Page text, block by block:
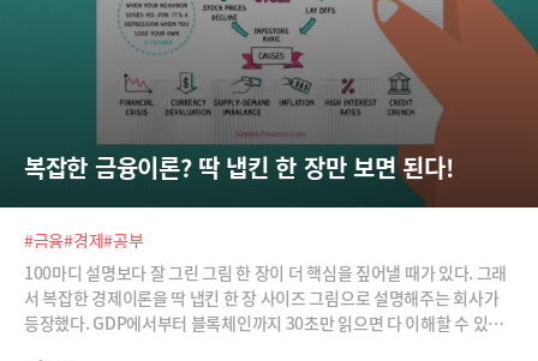
복잡한 금융이론? 딱 냅킨 한 장만 보면 된다!
#금융#경제#공부
100마디 설명보다 잘 그린 그림 한 장이 더 핵심을 짚어낼 때가 있다. 그래
서 복잡한 경제이론을 딱 냅킨 한 장 사이즈 그림으로 설명해주는 회사가
등장했다. GDP에서부터 블록체인까지 30초만 읽으면 다 이해할 수 있다